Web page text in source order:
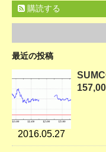
購読する
最近の投稿
2016.05.27